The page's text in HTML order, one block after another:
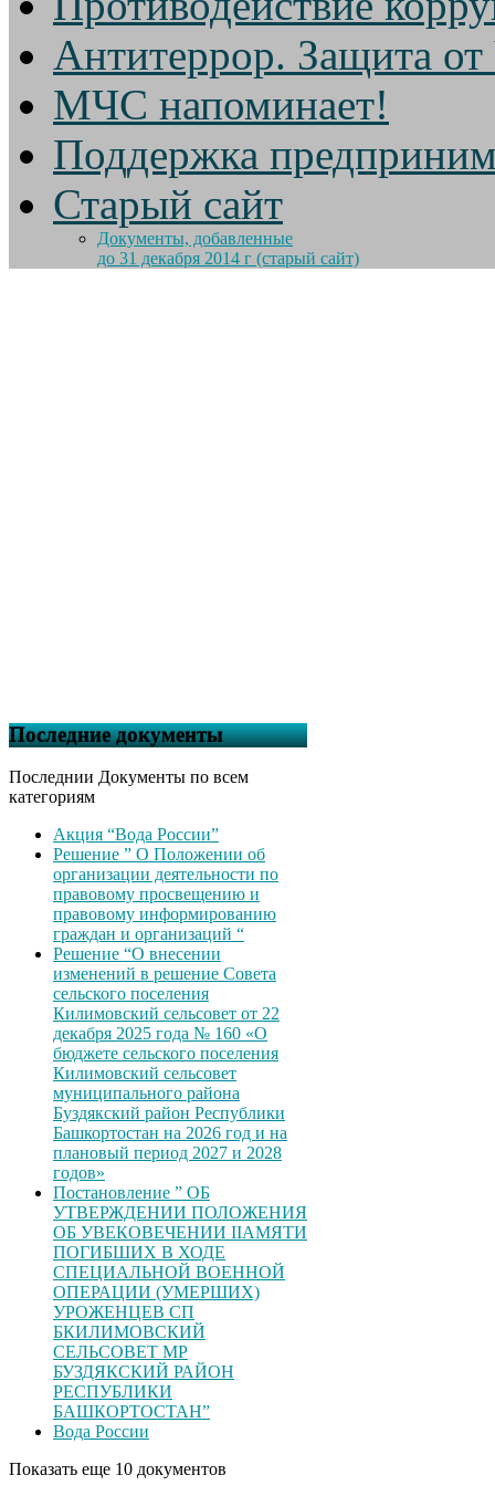
Антитеррор. Защита
МЧС напоминает!
Поддержка
Старый сайт
Документы, добавленные
до 31 декабря 2014 г (старый сайт)
Последние документы
Последнии Документы по всем
категориям
Акция “Вода России”
Решение ” О Положении об
организации деятельности по
правовому просвещению и
правовому информированию
граждан и организаций “
Решение “О внесении
изменений в решение Совета
сельского поселения
Килимовский сельсовет от 22
декабря 2025 года № 160 «О
бюджете сельского поселения
Килимовский сельсовет
муниципального района
Буздякский район Республики
Башкортостан на 2026 год и на
плановый период 2027 и 2028
годов»
Постановление ” ОБ
УТВЕРЖДЕНИИ ПОЛОЖЕНИЯ
ОБ УВЕКОВЕЧЕНИИ ІІАМЯТИ
ПОГИБШИХ В ХОДЕ
СПЕЦИАЛЬНОЙ ВОЕННОЙ
ОПЕРАЦИИ (УМЕРШИХ)
УРОЖЕНЦЕВ CП
БКИЛИМОВСКИЙ
СЕЛЬСОВЕТ МР
БУЗДЯКСКИЙ РАЙОН
РЕСПУБЛИКИ
БАШКОРТОСТАН”
Вода России
Показать еще 10 документов